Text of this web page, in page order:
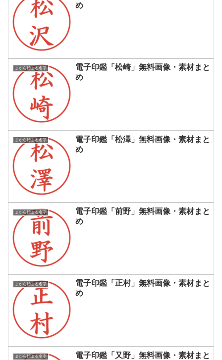
め
まから始まる名字
電子印鑑「松崎」無料画像・素材まと
め
まから始まる名字
電子印鑑「松澤」無料画像・素材まと
め
まから始まる名字
電子印鑑「前野」無料画像・素材まと
め
まから始まる名字
電子印鑑「正村」無料画像・素材まと
め
まから始まる名字
電子印鑑「又野」無料画像・素材まと